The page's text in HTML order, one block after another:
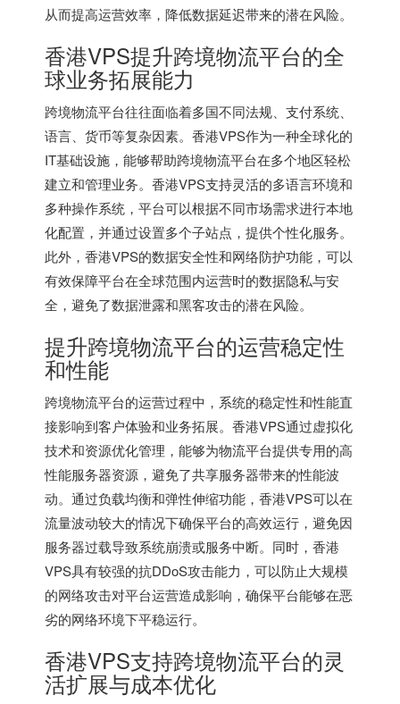
从而提高运营效率，降低数据延迟带来的潜在风险。
香港VPS提升跨境物流平台的全
球业务拓展能力
跨境物流平台往往面临着多国不同法规、支付系统、
语言、货币等复杂因素。香港VPS作为一种全球化的
IT基础设施，能够帮助跨境物流平台在多个地区轻松
建立和管理业务。香港VPS支持灵活的多语言环境和
多种操作系统，平台可以根据不同市场需求进行本地
化配置，并通过设置多个子站点，提供个性化服务。
此外，香港VPS的数据安全性和网络防护功能，可以
有效保障平台在全球范围内运营时的数据隐私与安
全，避免了数据泄露和黑客攻击的潜在风险。
提升跨境物流平台的运营稳定性
和性能
跨境物流平台的运营过程中，系统的稳定性和性能直
接影响到客户体验和业务拓展。香港VPS通过虚拟化
技术和资源优化管理，能够为物流平台提供专用的高
性能服务器资源，避免了共享服务器带来的性能波
动。通过负载均衡和弹性伸缩功能， 香港VPS可以在
流量波动较大的情况下确保平台的高效运行，避免因
服务器过载导致系统崩溃或服务中断。同时，香港
VPS具有较强的抗DDoS攻击能力，可以防止大规模
的网络攻击对平台运营造成影响，确保平台能够在恶
劣的网络环境下平稳运行。
香港VPS支持跨境物流平台的灵
活扩展与成本优化